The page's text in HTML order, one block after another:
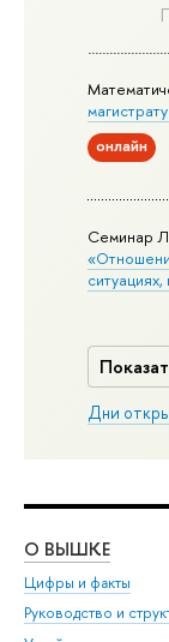
онлайн
Семинар
Дни
О ВЫШКЕ
Цифры и факты
Руководство и